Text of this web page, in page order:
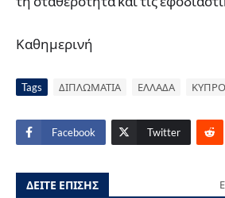
Καθημερινή
Tags ΔΙΠΛΩΜΑΤΙΑ ΕΛΛΑΔΑ
Facebook Twitter
ΔΕΙΤΕ ΕΠΙΣΗΣ